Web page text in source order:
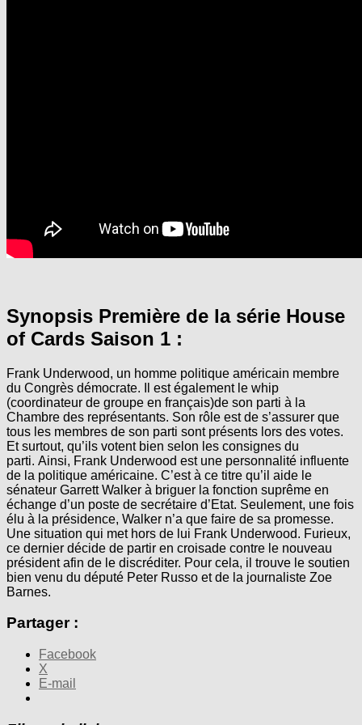
Synopsis Première de la série House
of Cards Saison 1 :
Frank Underwood, un homme politique américain membre
du Congrès démocrate. Il est également le whip
(coordinateur de groupe en français)de son parti à la
Chambre des représentants. Son rôle est de s’assurer que
tous les membres de son parti sont présents lors des votes.
Et surtout, qu’ils votent bien selon les consignes du
parti. Ainsi, Frank Underwood est une personnalité influente
de la politique américaine. C’est à ce titre qu’il aide le
sénateur Garrett Walker à briguer la fonction suprême en
échange d’un poste de secrétaire d’Etat. Seulement, une fois
élu à la présidence, Walker n’a que faire de sa promesse.
Une situation qui met hors de lui Frank Underwood. Furieux,
ce dernier décide de partir en croisade contre le nouveau
président afin de le discréditer. Pour cela, il trouve le soutien
bien venu du député Peter Russo et de la journaliste Zoe
Barnes.
Partager :
Facebook
X
E-mail